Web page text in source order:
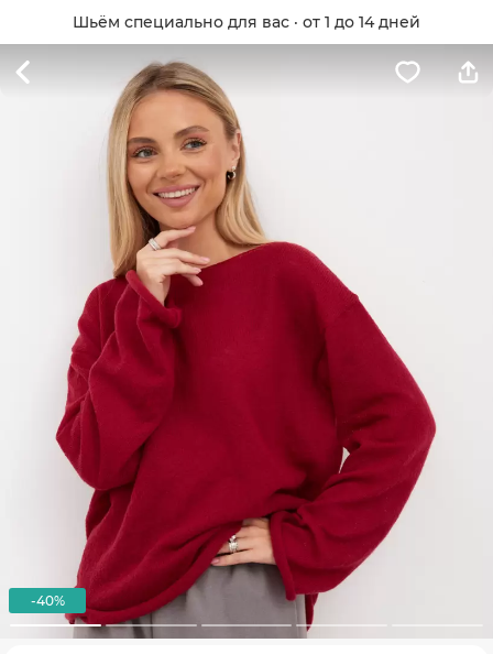
Шьём специально для вас · от 1 до 14 дней
-40%